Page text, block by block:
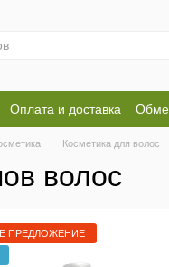
Оплата и доставка
соглашение
Косметика для волос
волос
ПРЕДЛОЖЕНИЕ